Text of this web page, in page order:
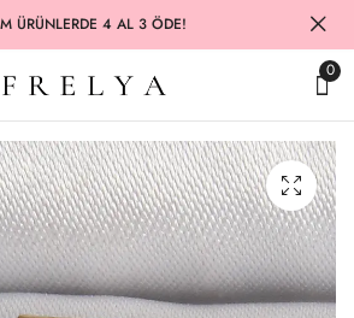
ÜRÜNLERDE 4 AL 3 ÖDE!
0